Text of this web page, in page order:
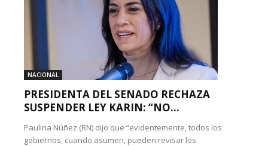
NACIONAL
PRESIDENTA DEL SENADO RECHAZA
SUSPENDER LEY KARIN: “NO...
Paulina Núñez (RN) dijo que “evidentemente, todos los
gobiernos, cuando asumen, pueden revisar los